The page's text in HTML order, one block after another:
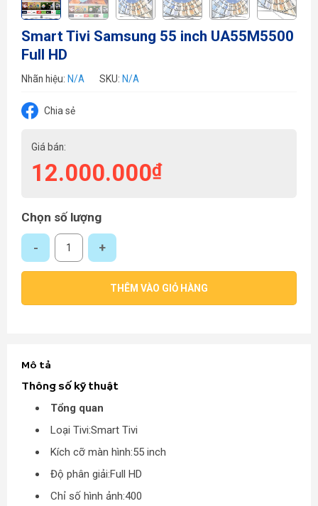
Smart Tivi Samsung 55 inch UA55M5500
Full HD
Nhãn hiệu: N/A SKU: N/A
Chia sẻ
Giá bán:
12.000.000₫
Chọn số lượng
Smart Tivi Samsung 55 inch UA55M5500 Full HD số lượng
THÊM VÀO GIỎ HÀNG
Mô tả
Thông số kỹ thuật
Tổng quan
Loại Tivi:Smart Tivi
Kích cỡ màn hình:55 inch
Độ phân giải:Full HD
Chỉ số hình ảnh:400